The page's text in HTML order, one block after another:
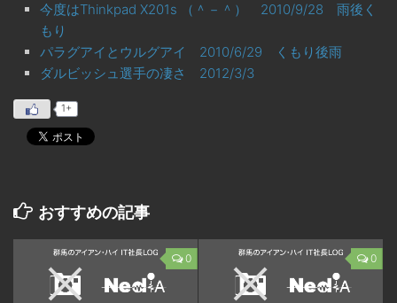
今度はThinkpad X201s （＾－＾） 2010/9/28 雨後く
もり
パラグアイとウルグアイ 2010/6/29 くもり後雨
ダルビッシュ選手の凄さ 2012/3/3
1+
おすすめの記事
0 0